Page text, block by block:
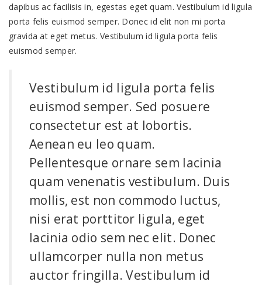
dapibus ac facilisis in, egestas eget quam. Vestibulum id ligula
porta felis euismod semper. Donec id elit non mi porta
gravida at eget metus. Vestibulum id ligula porta felis
euismod semper.
Vestibulum id ligula porta felis
euismod semper. Sed posuere
consectetur est at lobortis.
Aenean eu leo quam.
Pellentesque ornare sem lacinia
quam venenatis vestibulum. Duis
mollis, est non commodo luctus,
nisi erat porttitor ligula, eget
lacinia odio sem nec elit. Donec
ullamcorper nulla non metus
auctor fringilla. Vestibulum id